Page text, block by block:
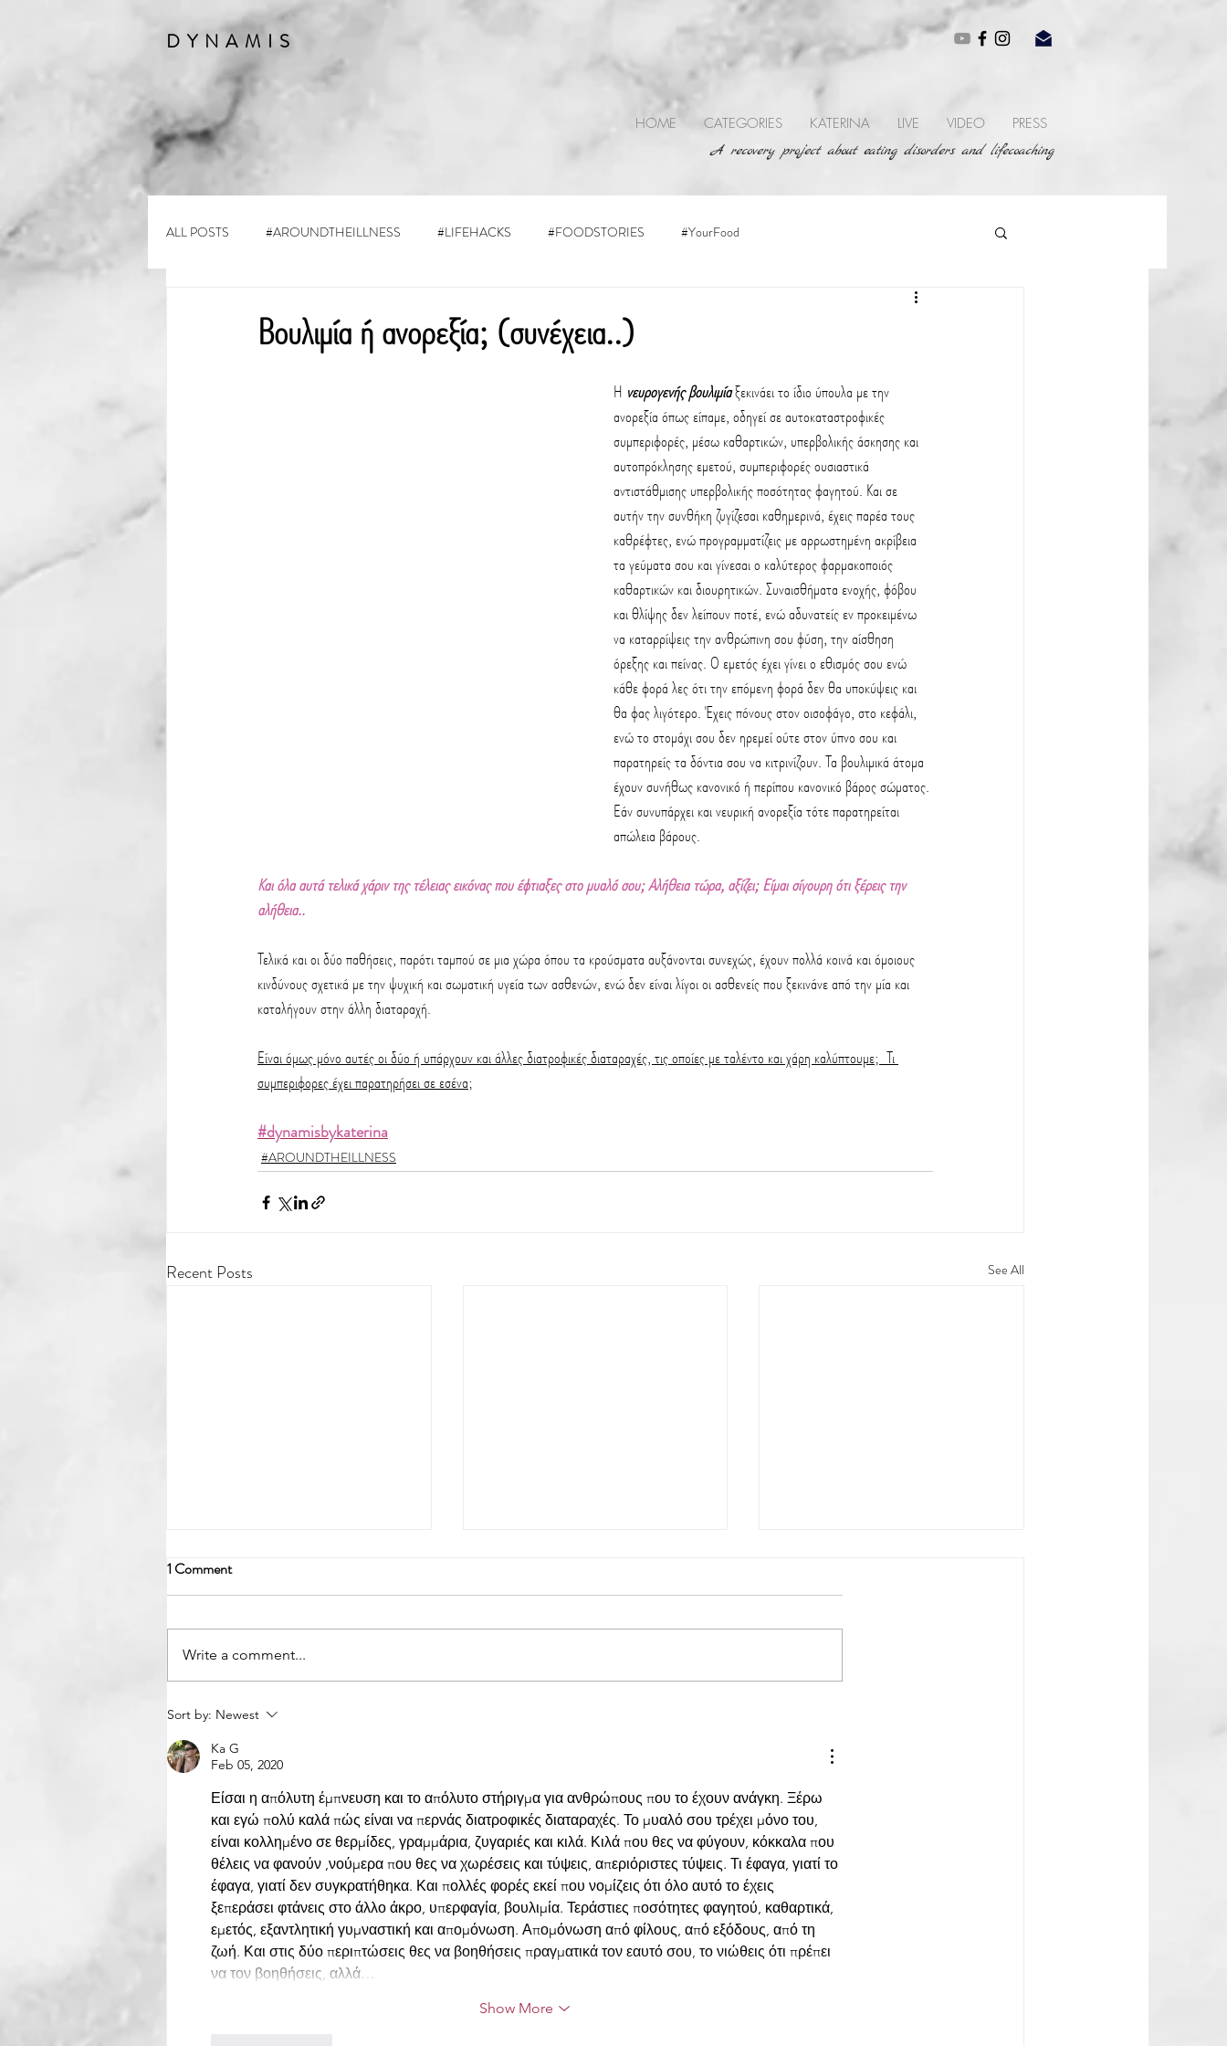
DYNAMIS
HOME CATEGORIES KATERINA LIVE VIDEO
PRESS
A recovery project about eating disorders and lifecoaching
ALL POSTS #AROUNDTHEILLNESS #LIFEHACKS #FOODSTORIES #YourFood
Βουλιμία ή ανορεξία; (συνέχεια..)
Η νευρογενής βουλιμία ξεκινάει το ίδιο ύπουλα με την
ανορεξία όπως είπαμε, οδηγεί σε αυτοκαταστροφικές
συμπεριφορές, μέσω καθαρτικών, υπερβολικής άσκησης και
αυτοπρόκλησης εμετού, συμπεριφορές ουσιαστικά
αντιστάθμισης υπερβολικής ποσότητας φαγητού. Και σε
αυτήν την συνθήκη ζυγίζεσαι καθημερινά, έχεις παρέα τους
καθρέφτες, ενώ προγραμματίζεις με αρρωστημένη ακρίβεια
τα γεύματα σου και γίνεσαι ο καλύτερος φαρμακοποιός
καθαρτικών και διουρητικών. Συναισθήματα ενοχής, φόβου
και θλίψης δεν λείπουν ποτέ, ενώ αδυνατείς εν προκειμένω
να καταρρίψεις την ανθρώπινη σου φύση, την αίσθηση
όρεξης και πείνας. Ο εμετός έχει γίνει ο εθισμός σου ενώ
κάθε φορά λες ότι την επόμενη φορά δεν θα υποκύψεις και
θα φας λιγότερο. Έχεις πόνους στον οισοφάγο, στο κεφάλι,
ενώ το στομάχι σου δεν ηρεμεί ούτε στον ύπνο σου και
παρατηρείς τα δόντια σου να κιτρινίζουν. Τα βουλιμικά άτομα
έχουν συνήθως κανονικό ή περίπου κανονικό βάρος σώματος.
Εάν συνυπάρχει και νευρική ανορεξία τότε παρατηρείται
απώλεια βάρους.
Και όλα αυτά τελικά χάριν της τέλειας εικόνας που έφτιαξες στο μυαλό σου; Αλήθεια τώρα, αξίζει; Είμαι σίγουρη ότι ξέρεις την
αλήθεια..
Τελικά και οι δύο παθήσεις, παρότι ταμπού σε μια χώρα όπου τα κρούσματα αυξάνονται συνεχώς, έχουν πολλά κοινά και όμοιους
κινδύνους σχετικά με την ψυχική και σωματική υγεία των ασθενών, ενώ δεν είναι λίγοι οι ασθενείς που ξεκινάνε από την μία και
καταλήγουν στην άλλη διαταραχή.
Είναι όμως μόνο αυτές οι δύο ή υπάρχουν και άλλες διατροφικές διαταραχές, τις οποίες με ταλέντο και χάρη καλύπτουμε;  Τι
συμπεριφορες έχει παρατηρήσει σε εσένα;
#dynamisbykaterina
#AROUNDTHEILLNESS
Recent Posts See All
1 Comment
Write a comment...
Sort by: Newest
Ka G
Feb 05, 2020
Είσαι η απόλυτη έμπνευση και το απόλυτο στήριγμα για ανθρώπους που το έχουν ανάγκη. Ξέρω
και εγώ πολύ καλά πώς είναι να περνάς διατροφικές διαταραχές. Το μυαλό σου τρέχει μόνο του,
είναι κολλημένο σε θερμίδες, γραμμάρια, ζυγαριές και κιλά. Κιλά που θες να φύγουν, κόκκαλα που
θέλεις να φανούν ,νούμερα που θες να χωρέσεις και τύψεις, απεριόριστες τύψεις. Τι έφαγα, γιατί το
έφαγα, γιατί δεν συγκρατήθηκα. Και πολλές φορές εκεί που νομίζεις ότι όλο αυτό το έχεις
ξεπεράσει φτάνεις στο άλλο άκρο, υπερφαγία, βουλιμία. Τεράστιες ποσότητες φαγητού, καθαρτικά,
εμετός, εξαντλητική γυμναστική και απομόνωση. Απομόνωση από φίλους, από εξόδους, από τη
ζωή. Και στις δύο περιπτώσεις θες να βοηθήσεις πραγματικά τον εαυτό σου, το νιώθεις ότι πρέπει
να τον βοηθήσεις, αλλά…
Show More